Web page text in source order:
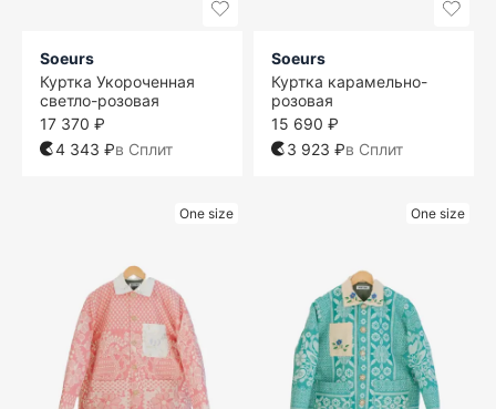
Soeurs
Куртка Укороченная
светло-розовая
17 370 ₽
4 343 ₽в Сплит
Soeurs
Куртка карамельно-
розовая
15 690 ₽
3 923 ₽в Сплит
One size One size